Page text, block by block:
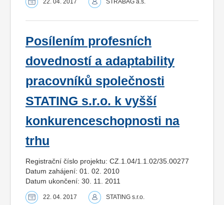
Posílením profesních
dovedností a adaptability
pracovníků společnosti
STATING s.r.o. k vyšší
konkurenceschopnosti na
trhu
Registrační číslo projektu: CZ.1.04/1.1.02/35.00277
Datum zahájení: 01. 02. 2010
Datum ukončení: 30. 11. 2011
22. 04. 2017 STATING s.r.o.